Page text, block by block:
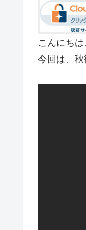
こんにち
今回は、